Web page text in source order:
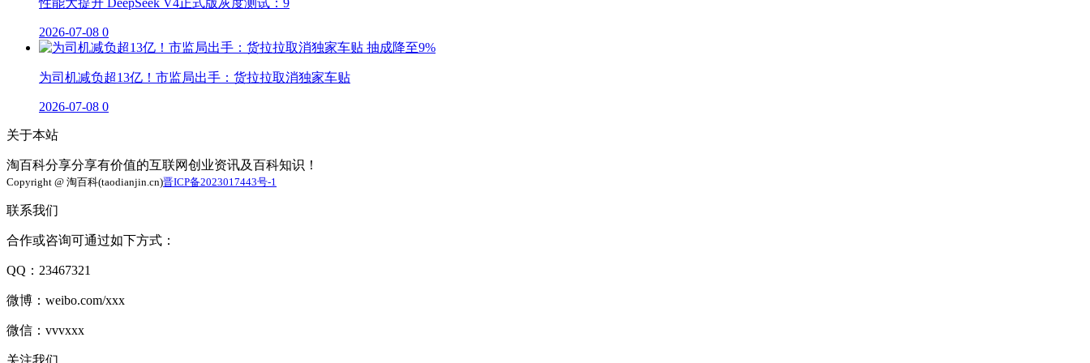
2026-07-08 0
为司机减负超13亿！市监局出手：货拉拉取消独家车贴
2026-07-08 0
关于本站
淘百科分享分享有价值的互联网创业资讯及百科知识！
Copyright @ 淘百科(taodianjin.cn)晋ICP备2023017443号-1
联系我们
合作或咨询可通过如下方式：
QQ：23467321
微博：weibo.com/xxx
微信：vvvxxx
关注我们